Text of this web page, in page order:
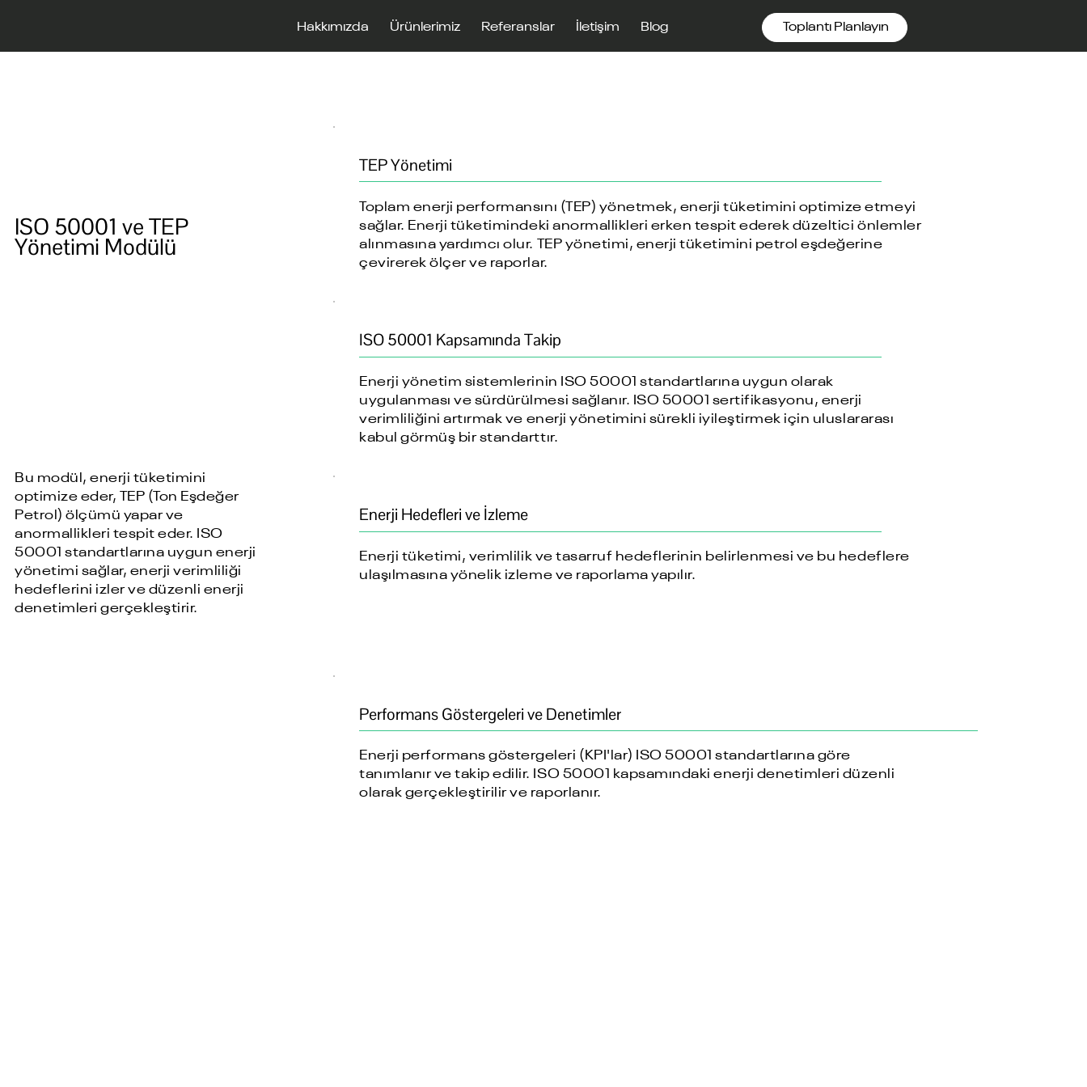
Hakkımızda Ürünlerimiz Referanslar İletişim Blog Toplantı Planlayın
ISO 50001 ve TEP
Yönetimi Modülü
Bu modül, enerji tüketimini
optimize eder, TEP (Ton Eşdeğer
Petrol) ölçümü yapar ve
anormallikleri tespit eder. ISO
50001 standartlarına uygun enerji
yönetimi sağlar, enerji verimliliği
hedeflerini izler ve düzenli enerji
denetimleri gerçekleştirir.
TEP Yönetimi
Toplam enerji performansını (TEP) yönetmek, enerji tüketimini optimize etmeyi
sağlar. Enerji tüketimindeki anormallikleri erken tespit ederek düzeltici önlemler
alınmasına yardımcı olur. TEP yönetimi, enerji tüketimini petrol eşdeğerine
çevirerek ölçer ve raporlar.
ISO 50001 Kapsamında Takip
Enerji yönetim sistemlerinin ISO 50001 standartlarına uygun olarak
uygulanması ve sürdürülmesi sağlanır. ISO 50001 sertifikasyonu, enerji
verimliliğini artırmak ve enerji yönetimini sürekli iyileştirmek için uluslararası
kabul görmüş bir standarttır.
Enerji Hedefleri ve İzleme
Enerji tüketimi, verimlilik ve tasarruf hedeflerinin belirlenmesi ve bu hedeflere
ulaşılmasına yönelik izleme ve raporlama yapılır.
Performans Göstergeleri ve Denetimler
Enerji performans göstergeleri (KPI'lar) ISO 50001 standartlarına göre
tanımlanır ve takip edilir. ISO 50001 kapsamındaki enerji denetimleri düzenli
olarak gerçekleştirilir ve raporlanır.